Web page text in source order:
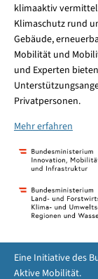
klimaaktiv
Klimaschutz rund
Gebäude,
Mobilität und
und Experten
Privatpersonen.
Mehr erfahren
Eine Initiative des
Aktive Mobilität.